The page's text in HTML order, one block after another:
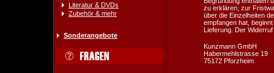
Literatur & DVDs
Zubehör & mehr
Sonderangebote
zu erklären; zur
über die Einzelheiten
empfangen hat,
Lieferung. Der
Kunzmann GmbH
Habermehlstrasse 19
75172 Pforzheim